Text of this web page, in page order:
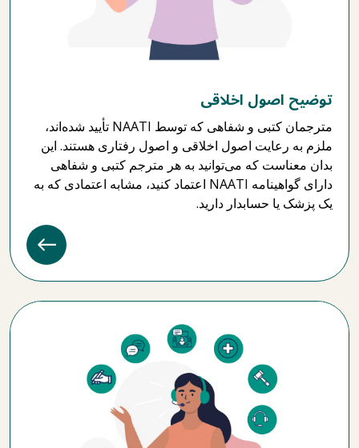
توضیح اصول اخلاقی
مترجمان کتبی و شفاهی که توسط NAATI تأیید شده‌اند،
ملزم به رعایت اصول اخلاقی و اصول رفتاری هستند. این
بدان معناست که می‌توانید به هر مترجم کتبی و شفاهی
دارای گواهینامه NAATI اعتماد کنید، مشابه اعتمادی که به
یک پزشک یا حسابدار دارید.